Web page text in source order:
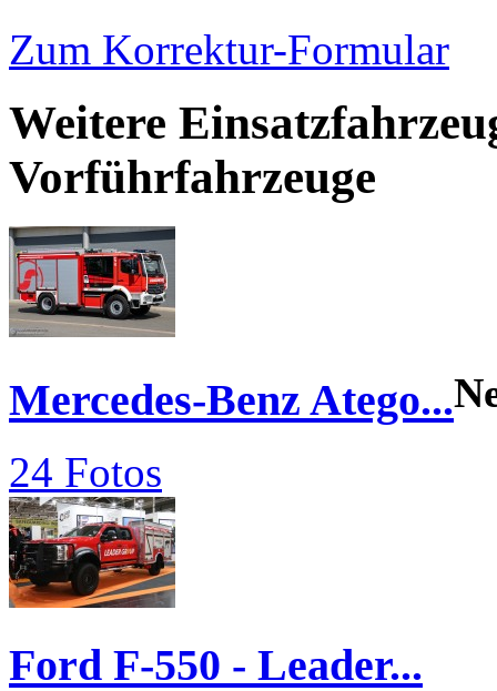
Zum Korrektur-Formular
Weitere
Vorführfahrzeuge
Mercedes-Benz Atego...
24 Fotos
Ford F-550 - Leader...